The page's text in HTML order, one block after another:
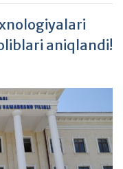
aniqlandi!